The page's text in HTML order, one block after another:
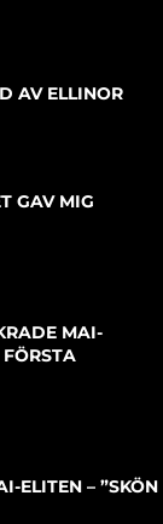
AV ELLINOR
GAV MIG
MAI-
ELITEN – ”SKÖN